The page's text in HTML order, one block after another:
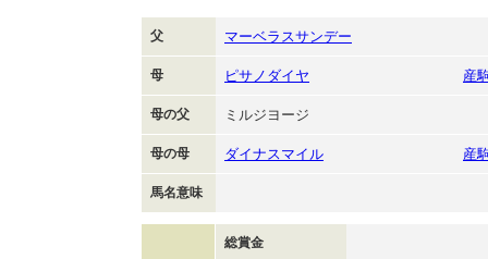
父 マーベラスサンデー
母 ピサノダイヤ 産
母の父 ミルジヨージ
母の母 ダイナスマイル 産
馬名意味
総賞金